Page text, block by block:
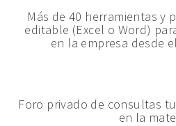
Más de 40 herramientas y
editable (Excel o Word)
en la empresa desde
Foro privado de consultas
en la